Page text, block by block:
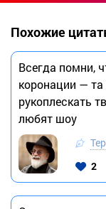
Похожие
Всегда помни,
коронации — та
рукоплескать
любят шоу
2